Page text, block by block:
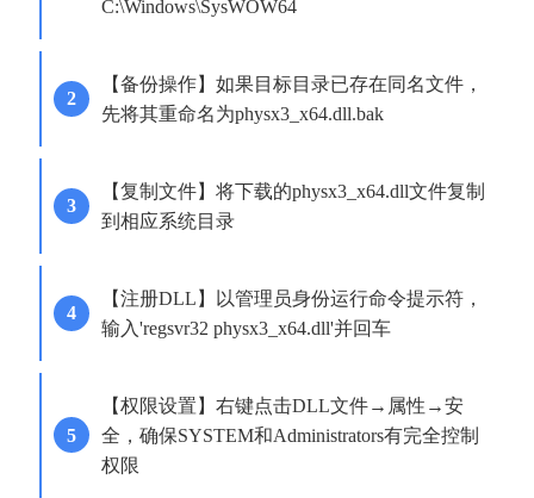
C:\Windows\SysWOW64
【备份操作】如果目标目录已存在同名文件，
先将其重命名为physx3_x64.dll.bak
【复制文件】将下载的physx3_x64.dll文件复制
到相应系统目录
【注册DLL】以管理员身份运行命令提示符，
输入'regsvr32 physx3_x64.dll'并回车
【权限设置】右键点击DLL文件→属性→安
全，确保SYSTEM和Administrators有完全控制
权限